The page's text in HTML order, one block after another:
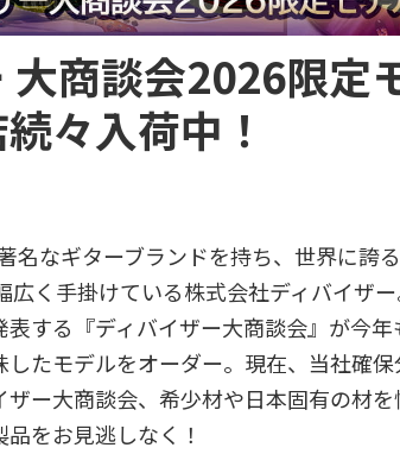
大商談会2026限定
々入荷中！
名なギターブランドを持ち、世界に誇
広く手掛けている株式会社ディバイザ
表する『ディバイザー大商談会』が今
たモデルをオーダー。現在、当社確
ザー大商談会、希少材や日本固有の材
をお見逃しなく！